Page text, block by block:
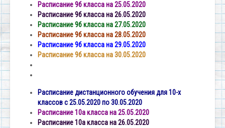
Расписание 9б класса на 25.05.2020
Расписание 9б класса на 26.05.2020
Расписание 9б класса на 27.05.2020
Расписание 9б класса на 28.05.2020
Расписание 9б класса на 29.05.2020
Расписание 9б класса на 30.05.2020
Расписание дистанционного обучения для 10-х
классов с 25.05.2020 по 30.05.2020
Расписание 10а класса на 25.05.2020
Расписание 10а класса на 26.05.2020